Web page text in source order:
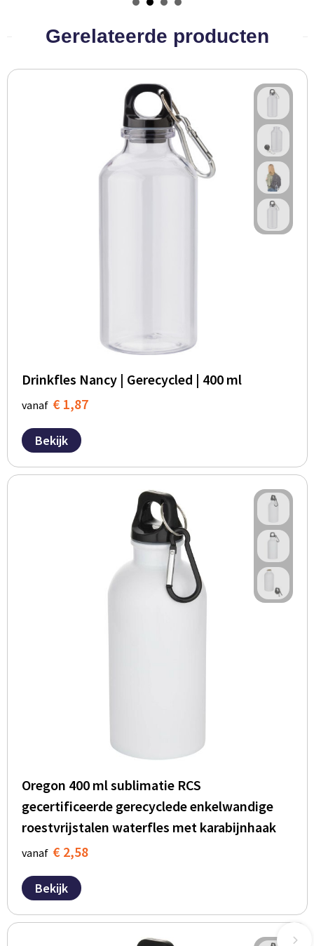
Gerelateerde producten
Drinkfles Nancy | Gerecycled | 400 ml
vanaf € 1,87
Bekijk
Oregon 400 ml sublimatie RCS
gecertificeerde gerecyclede enkelwandige
roestvrijstalen waterfles met karabijnhaak
vanaf € 2,58
Bekijk